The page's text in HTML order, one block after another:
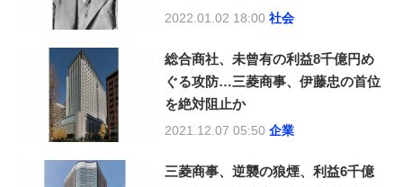
2022.01.02 18:00 社会
総合商社、未曾有の利益8千億円め
ぐる攻防…三菱商事、伊藤忠の首位
を絶対阻止か
2021.12.07 05:50 企業
三菱商事、逆襲の狼煙、利益6千億